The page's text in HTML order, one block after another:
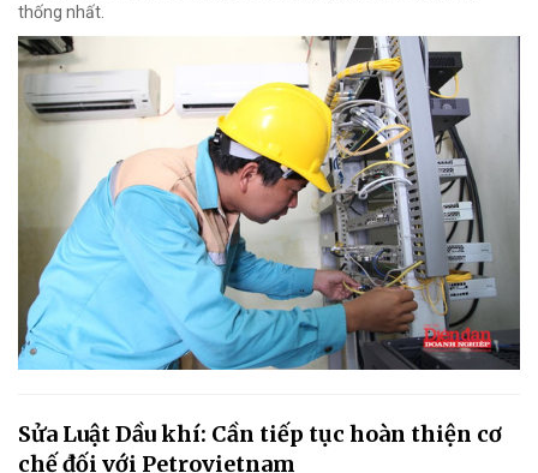
thống nhất.
Sửa Luật Dầu khí: Cần tiếp tục hoàn thiện cơ
chế đối với Petrovietnam